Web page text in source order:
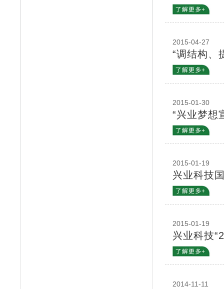
2015-04-27
“调结构、
2015-01-30
“兴业梦想
2015-01-19
兴业科技
2015-01-19
兴业科技
2014-11-11